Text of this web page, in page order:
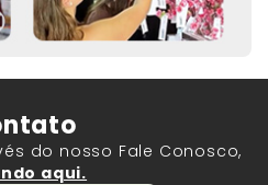
do nosso Fale Conosco,
aqui.